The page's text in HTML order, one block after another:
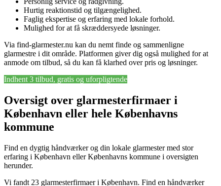
Hurtig reaktionstid og tilgængelighed.
Faglig ekspertise og erfaring med lokale forhold.
Mulighed for at få skræddersyede løsninger.
Via find-glarmester.nu kan du nemt finde og sammenligne
glarmestre i dit område. Platformen giver dig også mulighed for at
anmode om tilbud, så du kan få klarhed over pris og løsninger.
Indhent 3 tilbud, gratis og uforpligtende
Oversigt over glarmesterfirmaer i
København eller hele Københavns
kommune
Find en dygtig håndværker og din lokale glarmester med stor
erfaring i København eller Københavns kommune i oversigten
herunder.
Vi fandt 23 glarmesterfirmaer i København. Find en håndværker